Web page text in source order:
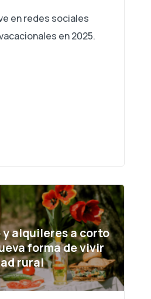
en redes sociales
en 2025.
alquileres a corto
forma de vivir
rural